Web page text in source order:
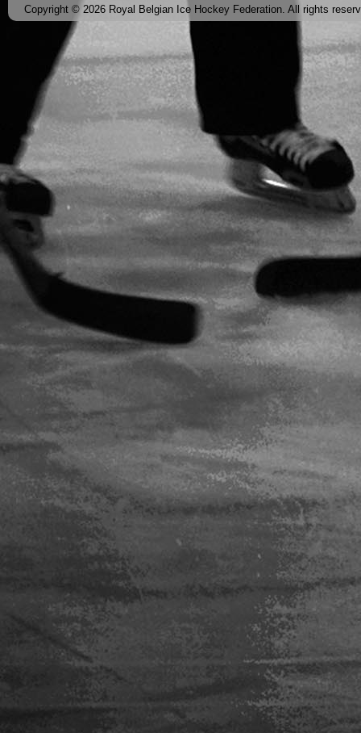
Copyright © 2026 Royal Belgian Ice Hockey Federation. All rights